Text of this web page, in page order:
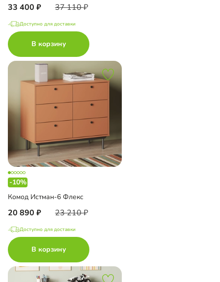
33 400 37 110
Доступно для доставки
В корзину
-10%
Комод Истман-6 Флекс
20 890 23 210
Доступно для доставки
В корзину